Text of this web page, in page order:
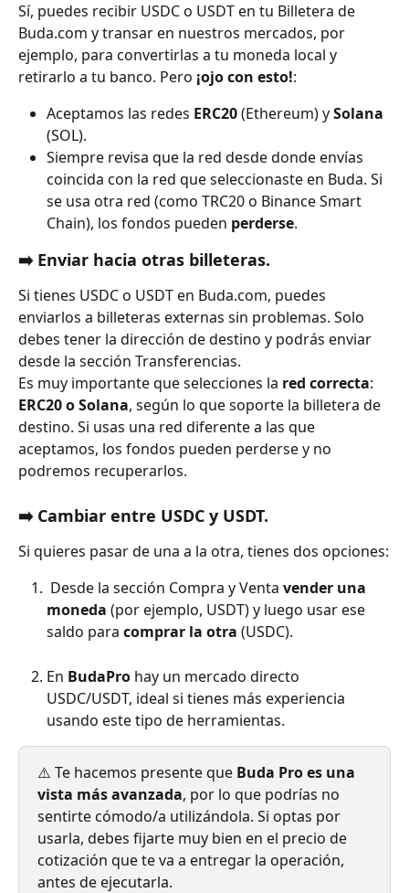
Sí, puedes recibir USDC o USDT en tu Billetera de
Buda.com y transar en nuestros mercados, por
ejemplo, para convertirlas a tu moneda local y
retirarlo a tu banco. Pero ¡ojo con esto!:
Aceptamos las redes ERC20 (Ethereum) y Solana
(SOL).
Siempre revisa que la red desde donde envías
coincida con la red que seleccionaste en Buda. Si
se usa otra red (como TRC20 o Binance Smart
Chain), los fondos pueden perderse.
➡️ Enviar hacia otras billeteras.
Si tienes USDC o USDT en Buda.com, puedes
enviarlos a billeteras externas sin problemas. Solo
debes tener la dirección de destino y podrás enviar
desde la sección Transferencias.
Es muy importante que selecciones la red correcta:
ERC20 o Solana, según lo que soporte la billetera de
destino. Si usas una red diferente a las que
aceptamos, los fondos pueden perderse y no
podremos recuperarlos.
➡️ Cambiar entre USDC y USDT.
Si quieres pasar de una a la otra, tienes dos opciones:
Desde la sección Compra y Venta vender una
moneda (por ejemplo, USDT) y luego usar ese
saldo para comprar la otra (USDC).
En BudaPro hay un mercado directo
USDC/USDT, ideal si tienes más experiencia
usando este tipo de herramientas.
⚠️ Te hacemos presente que Buda Pro es una
vista más avanzada, por lo que podrías no
sentirte cómodo/a utilizándola. Si optas por
usarla, debes fijarte muy bien en el precio de
cotización que te va a entregar la operación,
antes de ejecutarla.